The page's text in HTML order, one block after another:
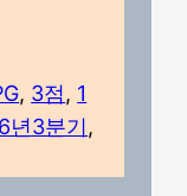
, 3점, 1
년3분기